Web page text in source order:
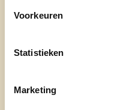
Voorkeuren
Statistieken
Marketing
paralympiër Koen, als
Langdorp vind ik 'het
Tel: 0479/778687